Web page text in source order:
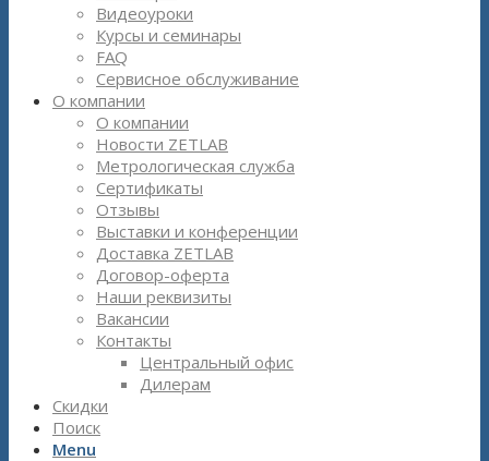
Видеоуроки
Курсы и семинары
FAQ
Сервисное обслуживание
О компании
О компании
Новости ZETLAB
Метрологическая служба
Сертификаты
Отзывы
Выставки и конференции
Доставка ZETLAB
Договор-оферта
Наши реквизиты
Вакансии
Контакты
Центральный офис
Дилерам
Скидки
Поиск
Menu